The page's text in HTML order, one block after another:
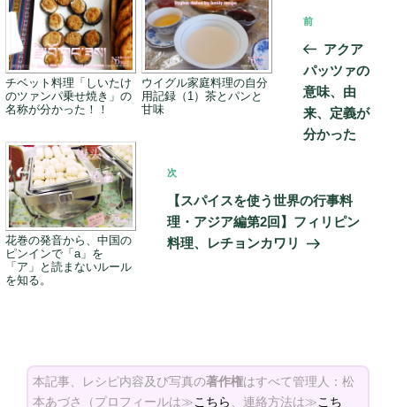
チベット料理「しいたけ
のツァンパ乗せ焼き」の
名称が分かった！！
ウイグル家庭料理の自分
用記録（1）茶とパンと
甘味
花巻の発音から、中国の
ピンインで「a」を
「ア」と読まないルール
を知る。
投
稿
ナ
ビ
ゲ
シ
ョ
ン
前
の
投
稿
前
アクア
パッツァの
意味、由
来、定義が
分かった
次
の
投
稿
次
【スパイスを使う世界の行事料
理・アジア編第2回】フィリピン
料理、レチョンカワリ
本記事、レシピ内容及び写真の著作権はすべて管理人：松
本あづさ（プロフィールは≫こちら 、連絡方法は≫こち